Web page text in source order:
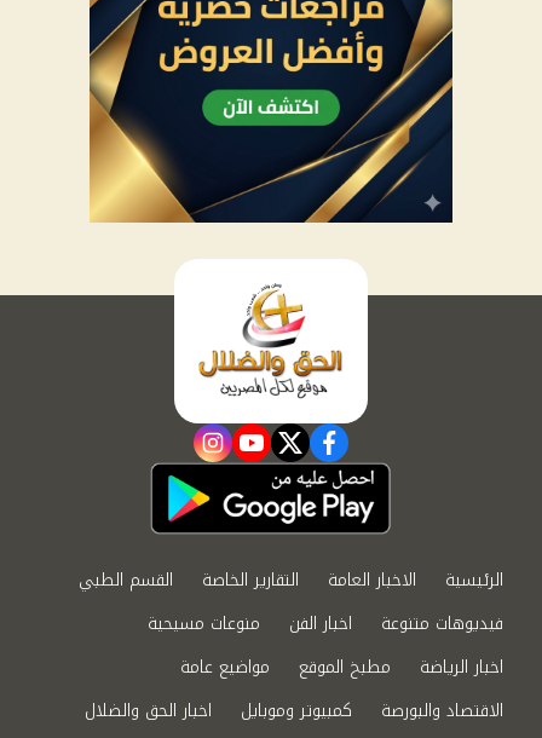
facebook
twitter
youtube
instagram
الرئيسية الاخبار العامة التقارير الخاصة
القسم الطبي
فيديوهات متنوعة
اخبار الفن
منوعات مسيحية
اخبار الرياضة
مطبخ الموقع
مواضيع عامة
الاقتصاد والبورصة
كمبيوتر وموبايل اخبار الحق والضلال